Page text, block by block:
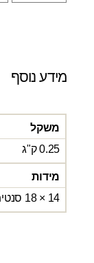
מידע נוסף
משקל
0.25 ק"ג
מידות
14 × 18 סנטימטרים